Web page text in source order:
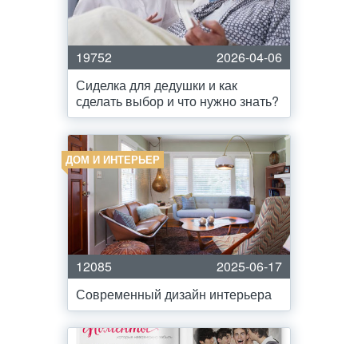
19752
2026-04-06
Сиделка для дедушки и как
сделать выбор и что нужно знать?
ДОМ И ИНТЕРЬЕР
12085
2025-06-17
Современный дизайн интерьера